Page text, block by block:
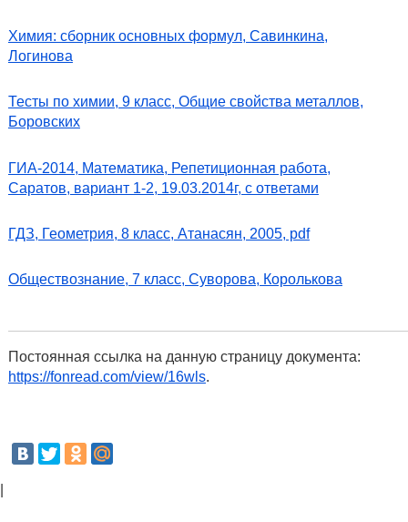
Химия: сборник основных формул, Савинкина,
Логинова
Тесты по химии, 9 класс, Общие свойства металлов,
Боровских
ГИА-2014, Математика, Репетиционная работа,
Саратов, вариант 1-2, 19.03.2014г, с ответами
ГДЗ, Геометрия, 8 класс, Атанасян, 2005, pdf
Обществознание, 7 класс, Суворова, Королькова
Постоянная ссылка на данную страницу документа:
https://fonread.com/view/16wls.